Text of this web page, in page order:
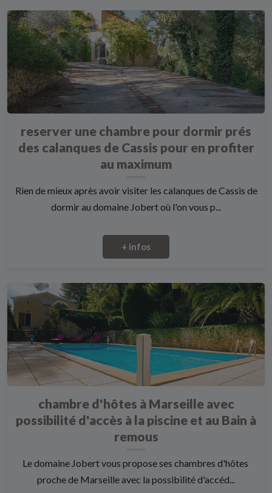
reserver une chambre pour dormir prés
des calanques de Cassis pour en profiter
au maximum
Rien de mieux après avoir visiter les calanques de Cassis de
dormir au domaine Jobert où l'on vous p...
+ infos
chambre d'hôtes à Marseille avec
possibilité d'accès à la piscine et au Bain à
remous
Le domaine Jobert vous propose ses chambres d'hôtes
proche de Marseille avec la possibilité d'accéd...